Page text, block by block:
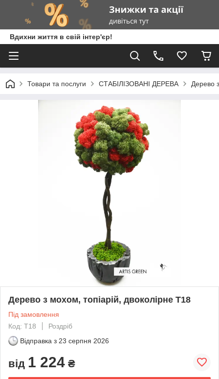
Вдихни життя в свій інтер'єр!
Товари та послуги СТАБІЛІЗОВАНІ ДЕРЕВА Дерево
Дерево з мохом, топіарій, двоколірне T18
Під замовлення
Код: T18
Роздріб
Відправка з 23 серпня 2026
від 1 224 ₴